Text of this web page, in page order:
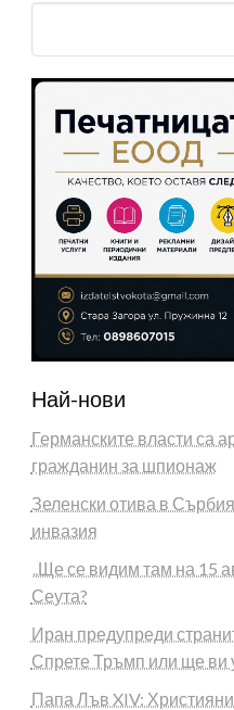
Най-нови
Германските власти са
гражданин за шпионаж
Зеленски отива в
инвазия
„Ще се видим там на 15
Сеута?
Иран предупреди
Спрете Тръмп или ще ви
Папа Лъв XIV: